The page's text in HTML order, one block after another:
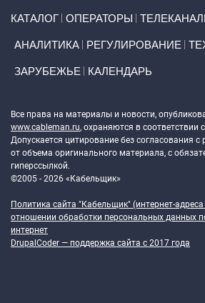
КАТАЛОГ ОПЕРАТОРЫ
АНАЛИТИКА РЕГУЛИРОВАНИЕ
ЗАРУБЕЖЬЕ КАЛЕНДАРЬ
Все права на материалы и новости,
www.cableman.ru, охраняются в соответствии
Допускается цитирование без согласования с
от объема оригинального материала, с
гиперссылкой.
©2005 - 2026 «Кабельщик»
Политика сайта "Кабельщик" (интернет-адреса
отношении обработки персональных данных
интернет
DrupalCoder — поддержка сайта c 2017 года